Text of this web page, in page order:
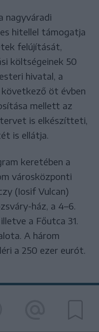
nagyváradi
hitellel támogatja
felújítását,
költségeinek 50
hivatal, a
öt évben
mellett az
is elkészítteti,
is ellátja.
keretében a
városközponti
(Iosif Vulcan)
ház, a 4–6.
a Főutca 31.
A három
a 250 ezer eurót.